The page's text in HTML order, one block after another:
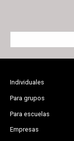
Individuales
Para grupos
Para escuelas
Empresas